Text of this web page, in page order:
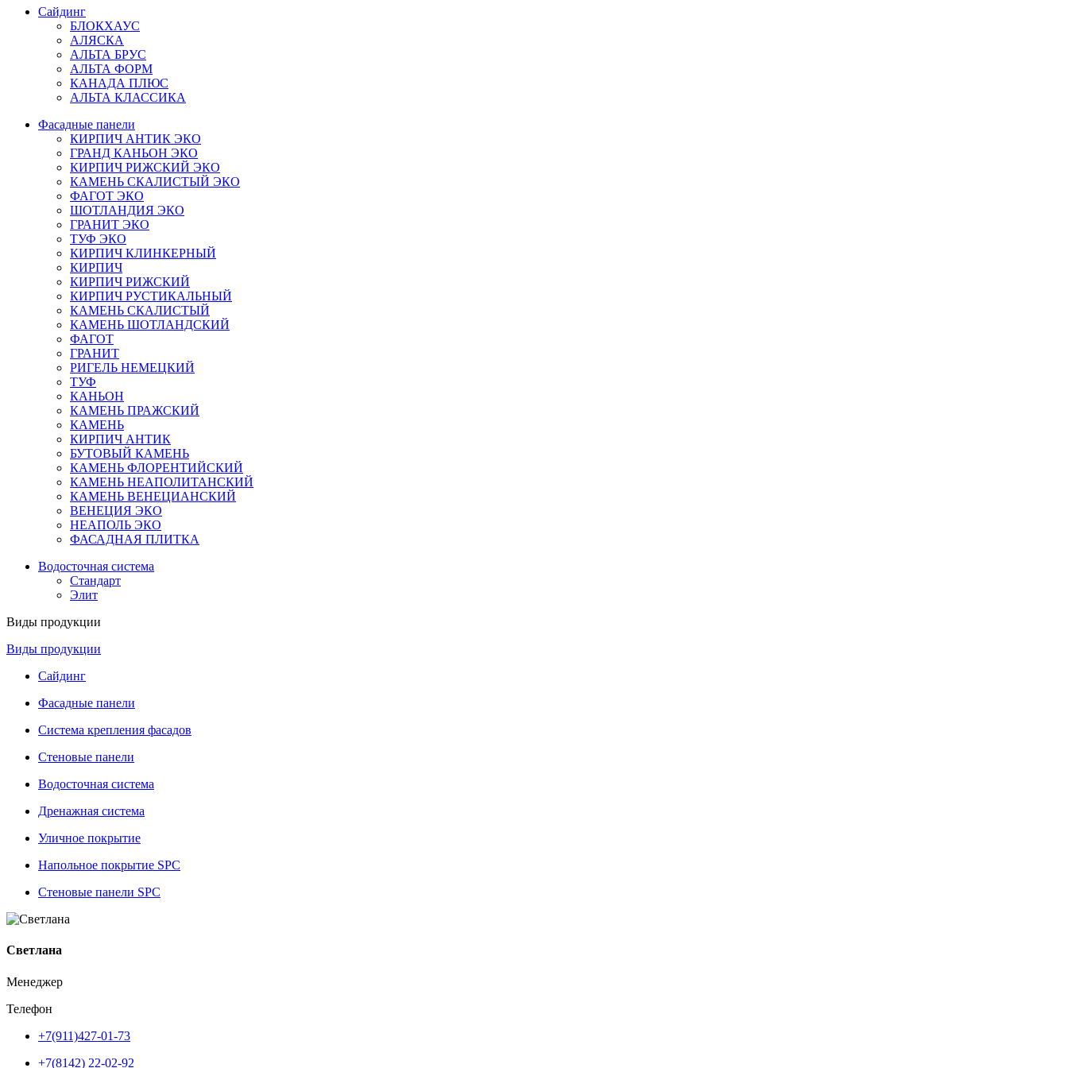
Сайдинг
БЛОКХАУС
АЛЯСКА
АЛЬТА БРУС
АЛЬТА ФОРМ
КАНАДА ПЛЮС
АЛЬТА КЛАССИКА
Фасадные панели
КИРПИЧ АНТИК ЭКО
ГРАНД КАНЬОН ЭКО
КИРПИЧ РИЖСКИЙ ЭКО
КАМЕНЬ СКАЛИСТЫЙ ЭКО
ФАГОТ ЭКО
ШОТЛАНДИЯ ЭКО
ГРАНИТ ЭКО
ТУФ ЭКО
КИРПИЧ КЛИНКЕРНЫЙ
КИРПИЧ
КИРПИЧ РИЖСКИЙ
КИРПИЧ РУСТИКАЛЬНЫЙ
КАМЕНЬ СКАЛИСТЫЙ
КАМЕНЬ ШОТЛАНДСКИЙ
ФАГОТ
ГРАНИТ
РИГЕЛЬ НЕМЕЦКИЙ
ТУФ
КАНЬОН
КАМЕНЬ ПРАЖСКИЙ
КАМЕНЬ
КИРПИЧ АНТИК
БУТОВЫЙ КАМЕНЬ
КАМЕНЬ ФЛОРЕНТИЙСКИЙ
КАМЕНЬ НЕАПОЛИТАНСКИЙ
КАМЕНЬ ВЕНЕЦИАНСКИЙ
ВЕНЕЦИЯ ЭКО
НЕАПОЛЬ ЭКО
ФАСАДНАЯ ПЛИТКА
Водосточная система
Стандарт
Элит
Виды продукции
Виды продукции
Сайдинг
Фасадные панели
Система крепления фасадов
Стеновые панели
Водосточная система
Дренажная система
Уличное покрытие
Напольное покрытие SPC
Стеновые панели SPC
Светлана
Менеджер
Телефон
+7(911)427-01-73
+7(8142) 22-02-92